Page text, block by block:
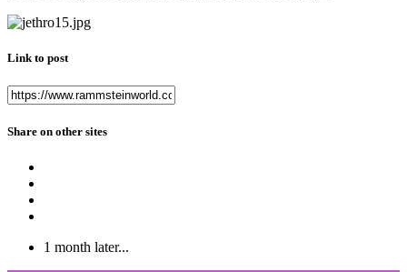
Link to post
Share on other sites
1 month later...